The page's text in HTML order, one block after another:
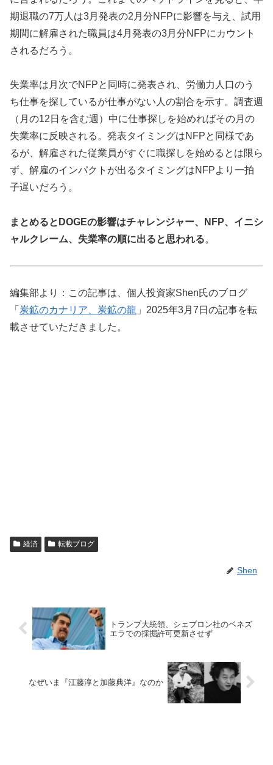
期退職の7万人は3月発表の2月分NFPに影響を与え、試用
期間に解雇された職員は4月発表の3月分NFPにカウント
されるだろう。
失業率は月次でNFPと同時に発表され、労働力人口のう
ち仕事を探しているが仕事がない人の割合を示す。調査週
（月の12日を含む週）中に仕事探しを始めればその月の
失業率に反映される。発表タイミングはNFPと同様であ
るが、解雇された従業員がすぐに職探しを始めるとは限ら
ず、解雇のインパクトが出るタイミングはNFPより一拍
子遅いだろう。
まとめるとDOGEの影響はチャレンジャー、NFP、イニシ
ャルクレーム、失業率の順に出ると思われる。
編集部より：この記事は、個人投資家Shen氏のブログ
「 炭鉱のカナリア、炭鉱の龍 」2025年3月7日の記事を転
載させていただきました。
経済 転載ブログ
Shen
トランプ大統領、シェブロン社のベネズ
エラでの採掘許可更新させず
なぜいま『江藤淳と加藤典洋』なのか